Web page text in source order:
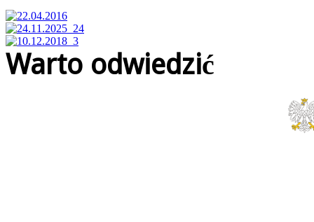
Warto odwiedzić